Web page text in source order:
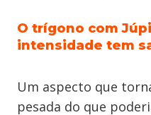
O trígono com
intensidade tem
Um aspecto que
pesada do que